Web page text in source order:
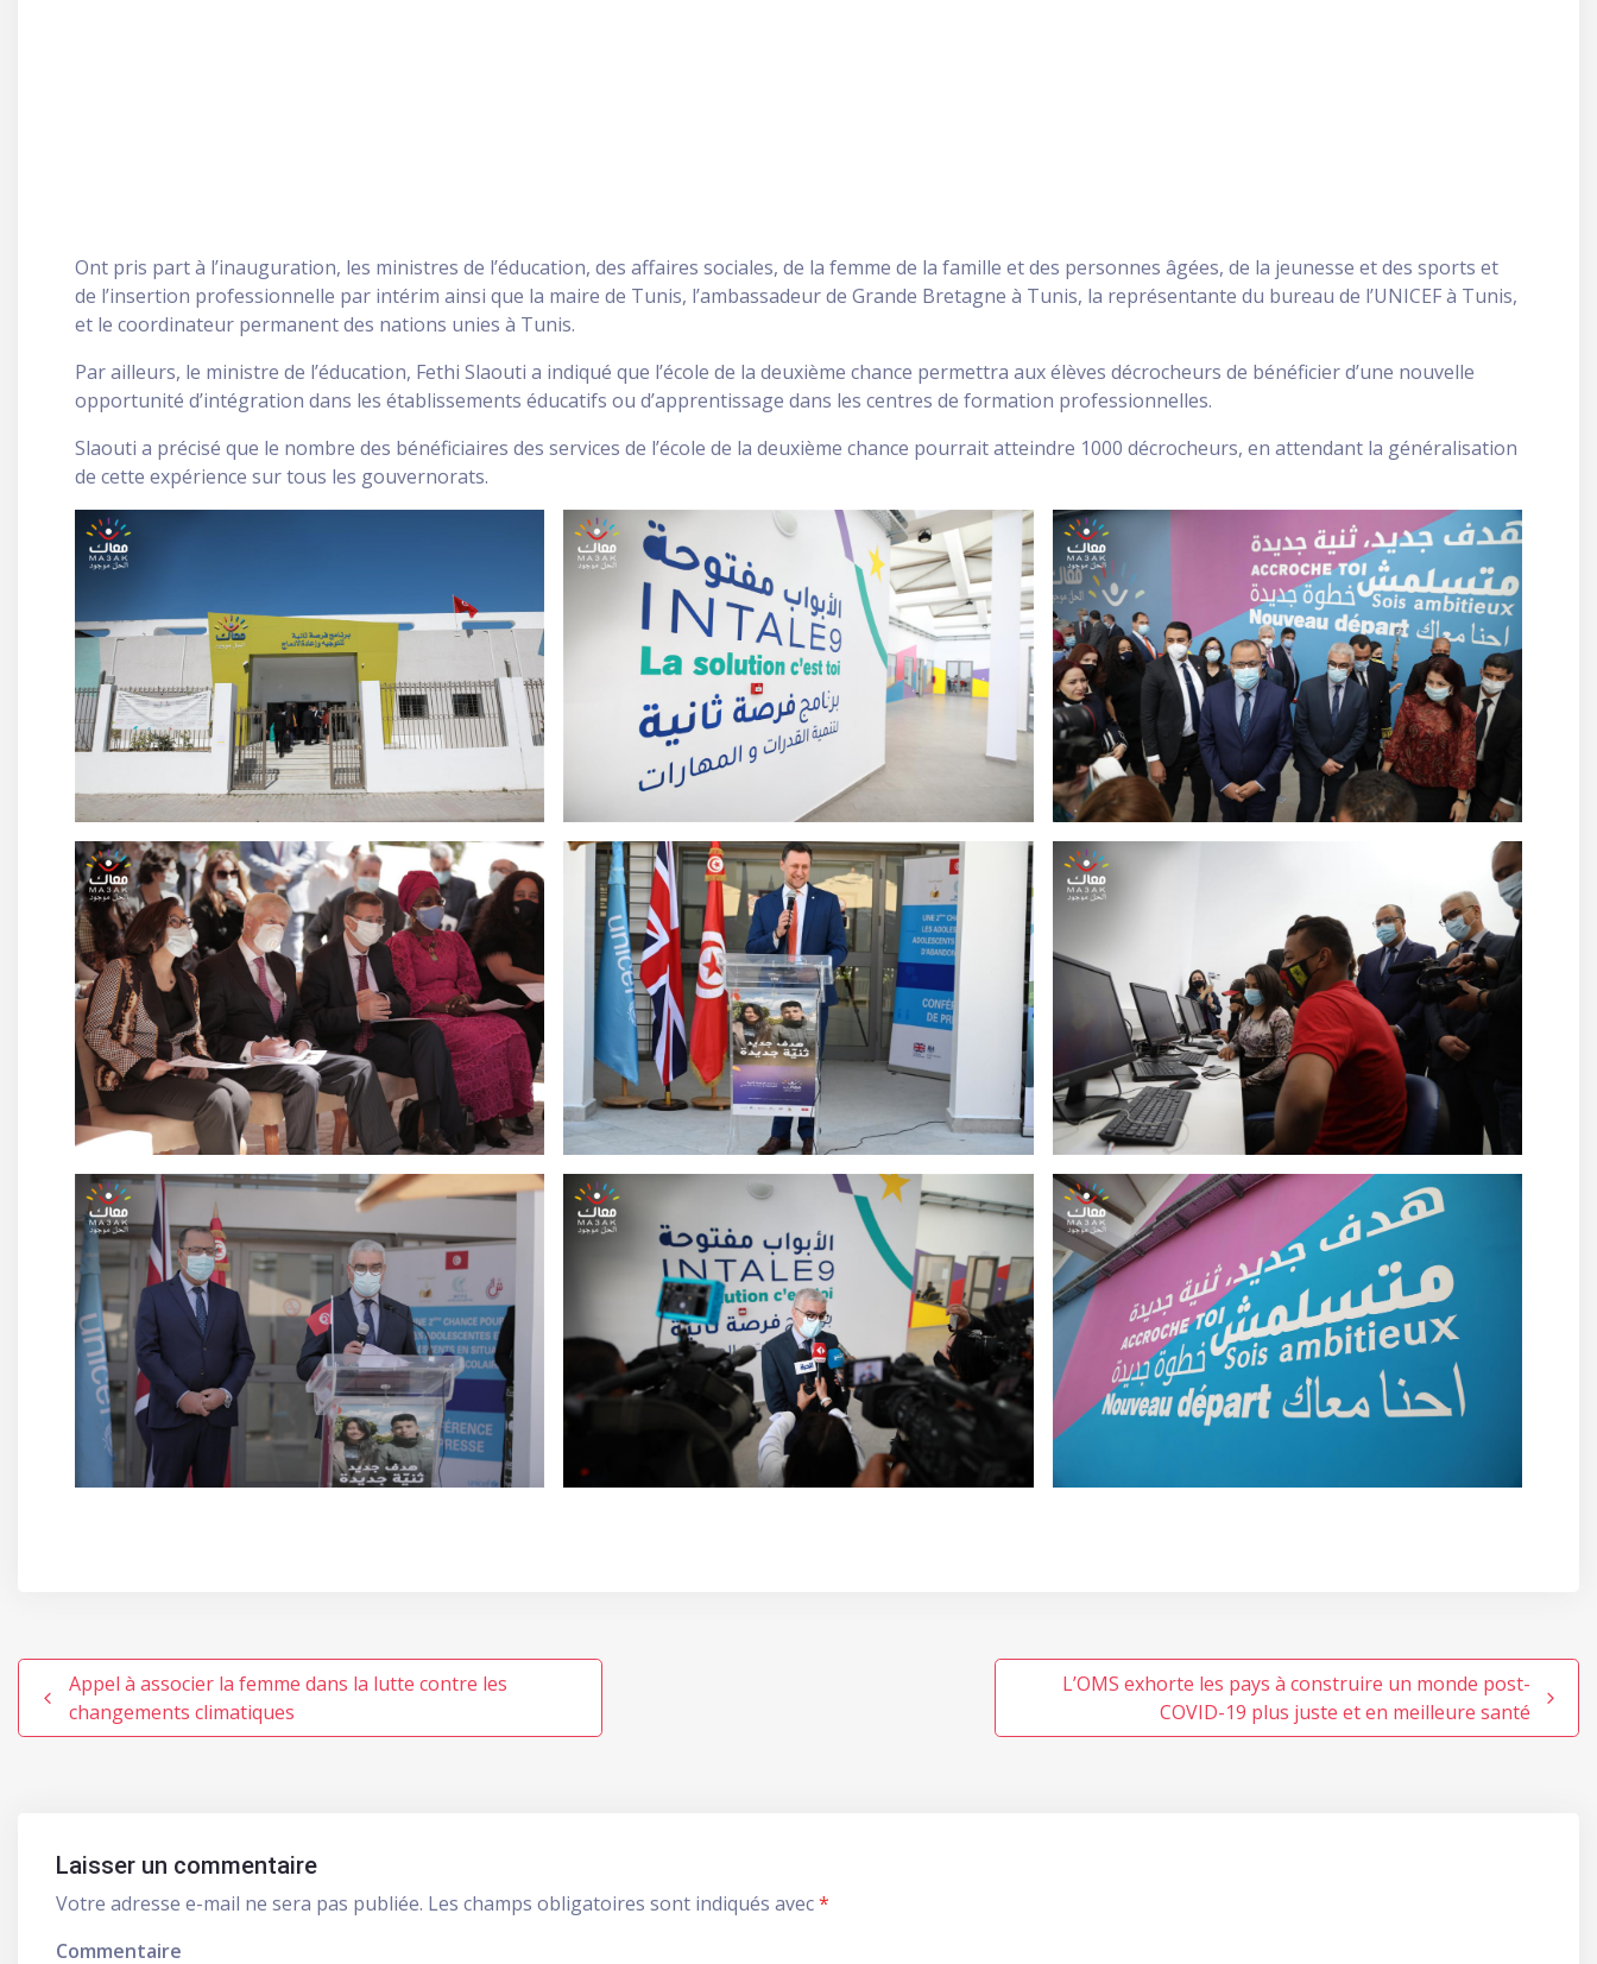
Ont pris part à l’inauguration, les ministres de l’éducation, des affaires sociales, de la femme de la famille et des personnes âgées, de la jeunesse et des sports et
de l’insertion professionnelle par intérim ainsi que la maire de Tunis, l’ambassadeur de Grande Bretagne à Tunis, la représentante du bureau de l’UNICEF à Tunis,
et le coordinateur permanent des nations unies à Tunis.
Par ailleurs, le ministre de l’éducation, Fethi Slaouti a indiqué que l’école de la deuxième chance permettra aux élèves décrocheurs de bénéficier d’une nouvelle
opportunité d’intégration dans les établissements éducatifs ou d’apprentissage dans les centres de formation professionnelles.
Slaouti a précisé que le nombre des bénéficiaires des services de l’école de la deuxième chance pourrait atteindre 1000 décrocheurs, en attendant la généralisation
de cette expérience sur tous les gouvernorats.
Navigation de l’article
Appel à associer la femme dans la lutte contre les
changements climatiques
L’OMS exhorte les pays à construire un monde post-
COVID-19 plus juste et en meilleure santé
Laisser un commentaire
Votre adresse e-mail ne sera pas publiée. Les champs obligatoires sont indiqués avec*
Commentaire